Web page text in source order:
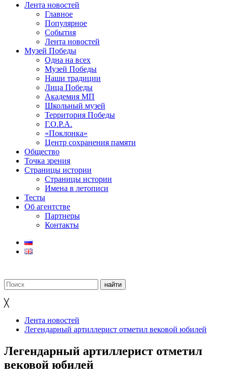
Лента новостей
Главное
Популярное
События
Лента новостей
Музей Победы
Одна на всех
Музей Победы
Наши традиции
Лица Победы
Академия МП
Школьный музей
Территория Победы
Г.О.Р.А.
«Поклонка»
Центр сохранения памяти
Общество
Точка зрения
Страницы истории
Страницы истории
Имена в летописи
Тесты
Об агентстве
Партнеры
Контакты
╳
Лента новостей
Легендарный артиллерист отметил вековой юбилей
Легендарный артиллерист отметил
вековой юбилей